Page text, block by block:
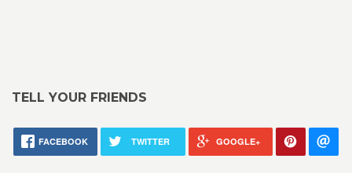
TELL YOUR FRIENDS
FACEBOOK TWITTER GOOGLE+